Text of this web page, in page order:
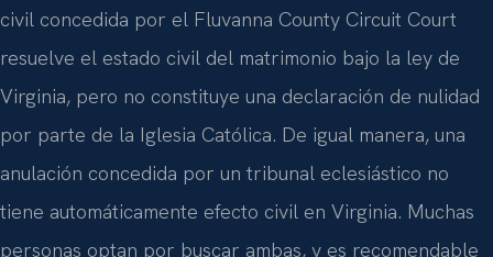
civil concedida por el Fluvanna County Circuit Court
resuelve el estado civil del matrimonio bajo la ley de
Virginia, pero no constituye una declaración de nulidad
por parte de la Iglesia Católica. De igual manera, una
anulación concedida por un tribunal eclesiástico no
tiene automáticamente efecto civil en Virginia. Muchas
personas optan por buscar ambas, y es recomendable